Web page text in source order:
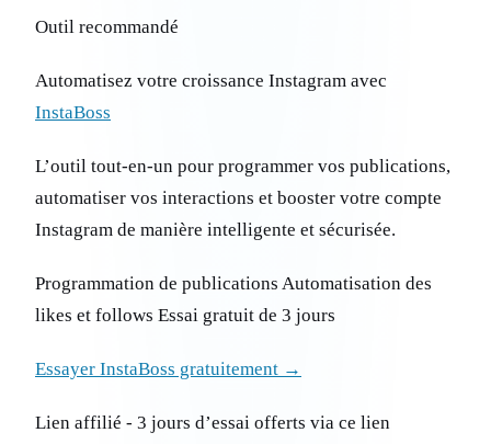
Outil recommandé
Automatisez votre croissance Instagram avec
InstaBoss
L’outil tout-en-un pour programmer vos publications,
automatiser vos interactions et booster votre compte
Instagram de manière intelligente et sécurisée.
Programmation de publications Automatisation des
likes et follows Essai gratuit de 3 jours
Essayer InstaBoss gratuitement →
Lien affilié - 3 jours d’essai offerts via ce lien